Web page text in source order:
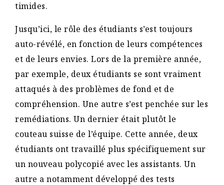
timides.
Jusqu’ici, le rôle des étudiants s’est toujours
auto-révélé, en fonction de leurs compétences
et de leurs envies. Lors de la première année,
par exemple, deux étudiants se sont vraiment
attaqués à des problèmes de fond et de
compréhension. Une autre s’est penchée sur les
remédiations. Un dernier était plutôt le
couteau suisse de l’équipe. Cette année, deux
étudiants ont travaillé plus spécifiquement sur
un nouveau polycopié avec les assistants. Un
autre a notamment développé des tests